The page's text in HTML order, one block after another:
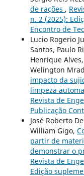
de rações ,
n. 2 (2025):
Encontro de
Lucio Rogerio
Santos, Paulo
Henrique
Welington
impacto da
limpeza
Revista de
Publicação
José Roberto
William Gigo,
partir de
demonstrar o
Revista de
Edição